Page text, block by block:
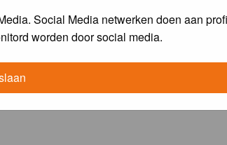
Social Media netwerken doen aan
worden door social media.